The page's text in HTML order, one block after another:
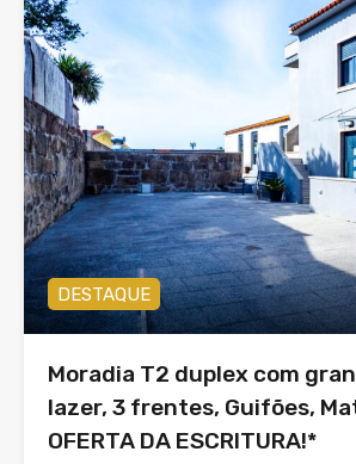
DESTAQUE
Moradia T2 duplex com
lazer, 3 frentes, Guifões,
OFERTA DA ESCRITURA!*